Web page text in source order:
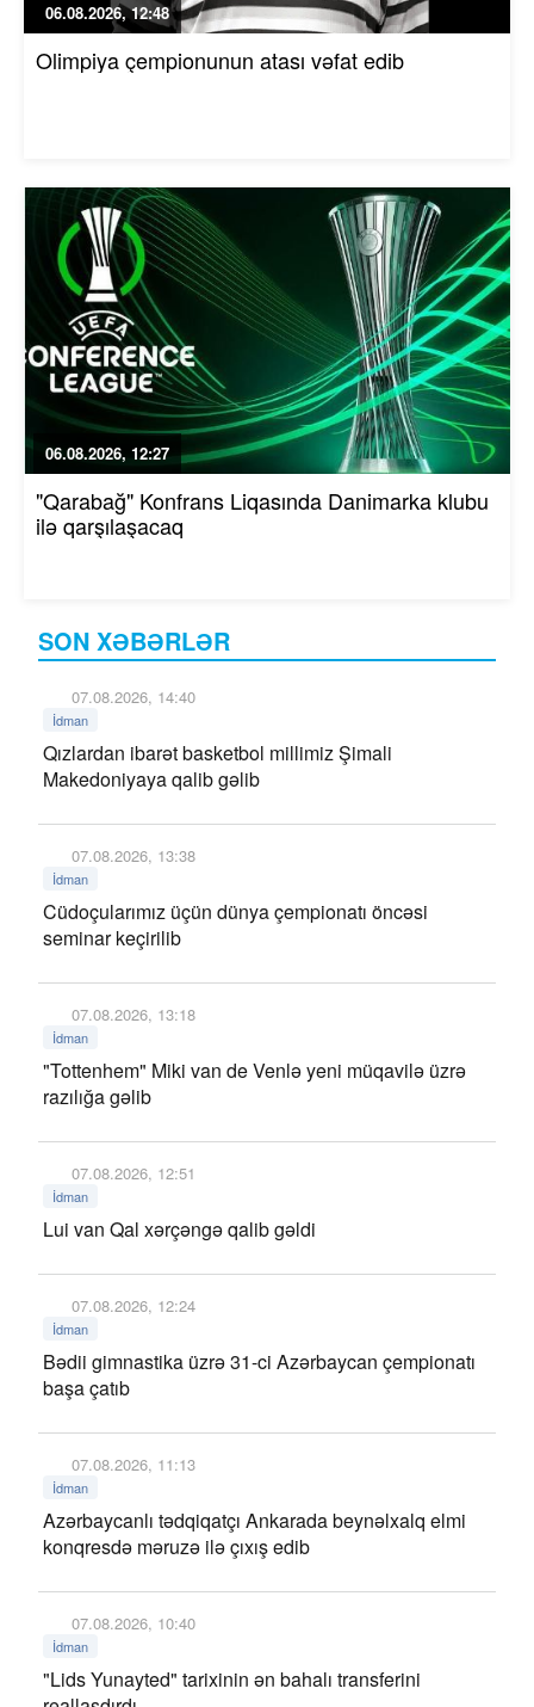
SON XƏBƏRLƏR
07.08.2026, 14:40
İdman
Qızlardan ibarət basketbol millimiz Şimali
Makedoniyaya qalib gəlib
07.08.2026, 13:38
İdman
Cüdoçularımız üçün dünya çempionatı öncəsi
seminar keçirilib
07.08.2026, 13:18
İdman
"Tottenhem" Miki van de Venlə yeni müqavilə üzrə
razılığa gəlib
07.08.2026, 12:51
İdman
Lui van Qal xərçəngə qalib gəldi
07.08.2026, 12:24
İdman
Bədii gimnastika üzrə 31-ci Azərbaycan çempionatı
başa çatıb
07.08.2026, 11:13
İdman
Azərbaycanlı tədqiqatçı Ankarada beynəlxalq elmi
konqresdə məruzə ilə çıxış edib
07.08.2026, 10:40
İdman
"Lids Yunayted" tarixinin ən bahalı transferini
06.08.2026, 12:48
Olimpiya çempionunun atası vəfat edib
06.08.2026, 12:27
"Qarabağ" Konfrans Liqasında Danimarka klubu
ilə qarşılaşacaq